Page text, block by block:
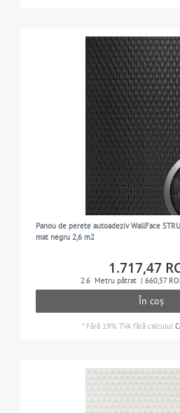
Panou de perete autoadeziv WallFace
mat negru 2,6 m2
1.717,47
2.6 Metru pătrat | 660,57
În coș
* Fără 19% TVAfără calculul